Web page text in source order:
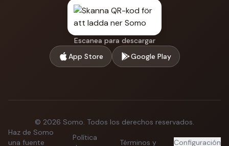
Escanea para descargar
App Store
Google Play
© 2026 Somo. Todos los derechos reservados.
Haz de Somo
una fuente
Política
Términos y Configuración